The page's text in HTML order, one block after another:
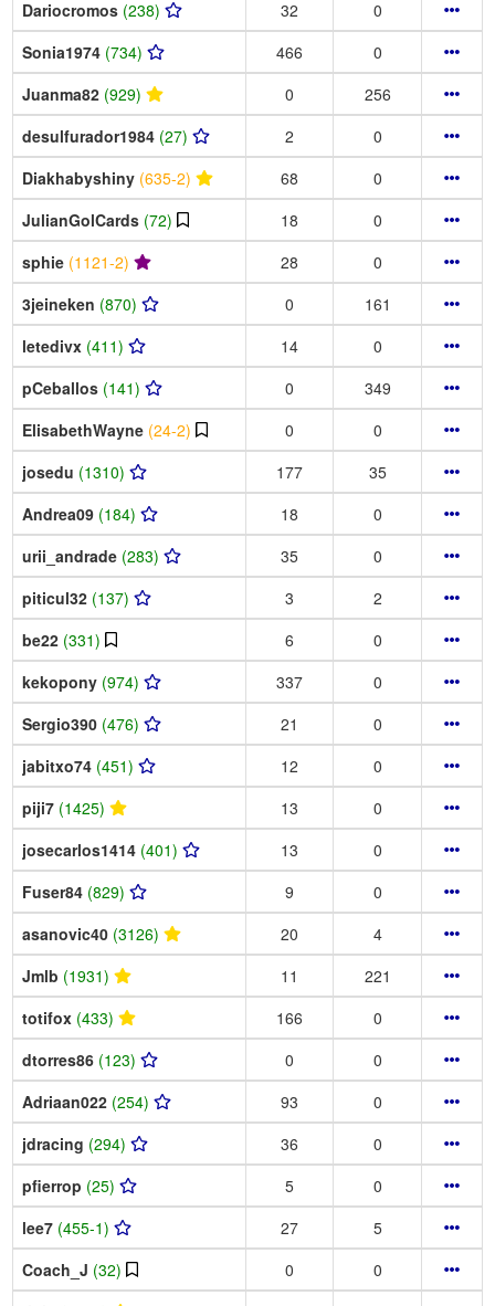
Dariocromos (238) 32
0
Sonia1974 (734) 466
0
Juanma82 (929) 0
256
desulfurador1984 (27) 2
0
Diakhabyshiny (635-2) 68
0
JulianGolCards (72) 18
0
sphie (1121-2) 28
0
3jeineken (870) 0
161
letedivx (411) 14
0
pCeballos (141) 0
349
ElisabethWayne (24-2) 0
0
josedu (1310) 177
35
Andrea09 (184) 18
0
urii_andrade (283) 35
0
piticul32 (137) 3
2
be22 (331) 6
0
kekopony (974) 337
0
Sergio390 (476) 21
0
jabitxo74 (451) 12
0
piji7 (1425) 13
0
josecarlos1414 (401) 13
0
Fuser84 (829) 9
0
asanovic40 (3126) 20
4
Jmlb (1931) 11
221
totifox (433) 166
0
dtorres86 (123) 0
0
Adriaan022 (254) 93
0
jdracing (294) 36
0
pfierrop (25) 5
0
lee7 (455-1) 27
5
Coach_J (32) 0
0